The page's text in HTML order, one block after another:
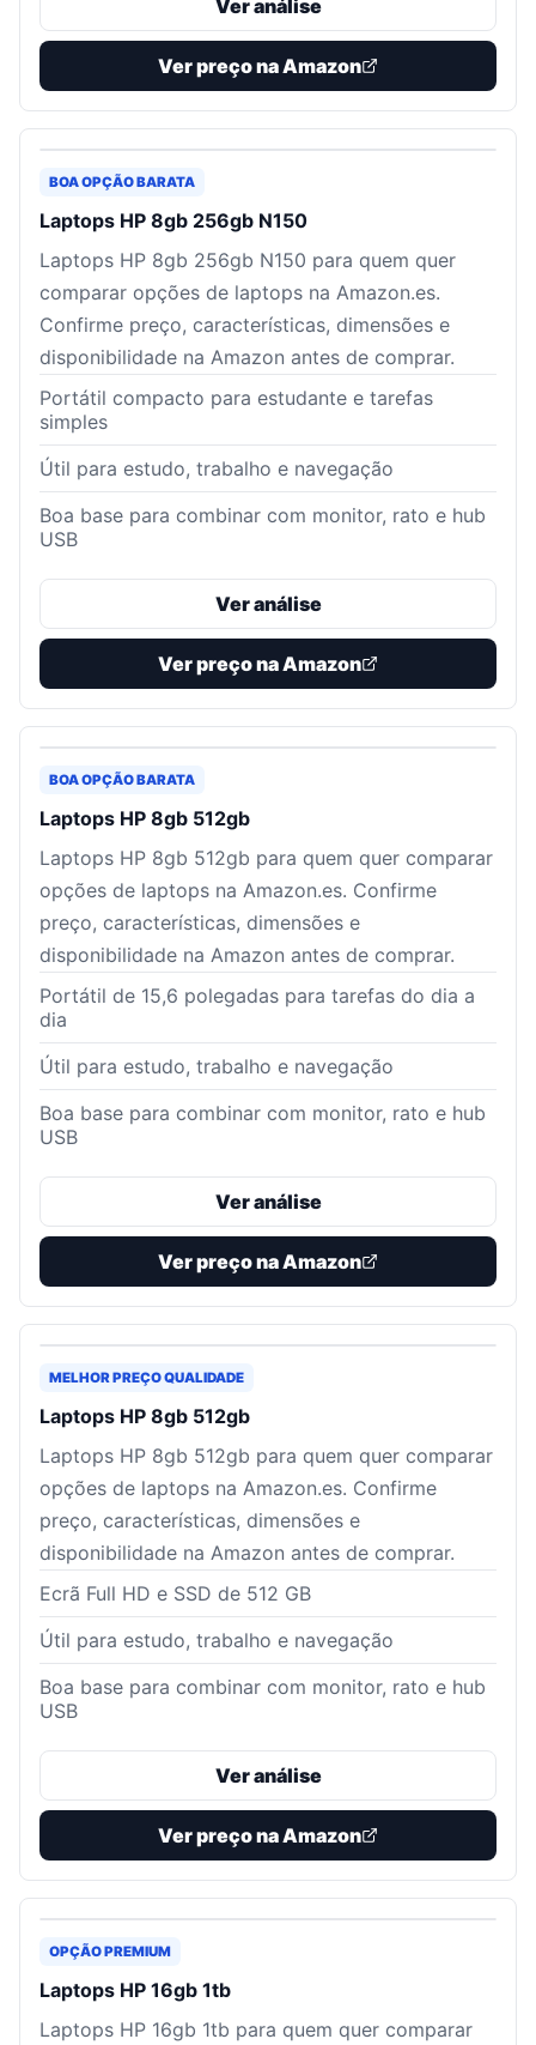
Ver análise
Ver preço na Amazon
BOA OPÇÃO BARATA
Laptops HP 8gb 256gb N150
Laptops HP 8gb 256gb N150 para quem quer
comparar opções de laptops na Amazon.es.
Confirme preço, características, dimensões e
disponibilidade na Amazon antes de comprar.
Portátil compacto para estudante e tarefas
simples
Útil para estudo, trabalho e navegação
Boa base para combinar com monitor, rato e hub
USB
Ver análise
Ver preço na Amazon
BOA OPÇÃO BARATA
Laptops HP 8gb 512gb
Laptops HP 8gb 512gb para quem quer comparar
opções de laptops na Amazon.es. Confirme
preço, características, dimensões e
disponibilidade na Amazon antes de comprar.
Portátil de 15,6 polegadas para tarefas do dia a
dia
Útil para estudo, trabalho e navegação
Boa base para combinar com monitor, rato e hub
USB
Ver análise
Ver preço na Amazon
MELHOR PREÇO QUALIDADE
Laptops HP 8gb 512gb
Laptops HP 8gb 512gb para quem quer comparar
opções de laptops na Amazon.es. Confirme
preço, características, dimensões e
disponibilidade na Amazon antes de comprar.
Ecrã Full HD e SSD de 512 GB
Útil para estudo, trabalho e navegação
Boa base para combinar com monitor, rato e hub
USB
Ver análise
Ver preço na Amazon
OPÇÃO PREMIUM
Laptops HP 16gb 1tb
Laptops HP 16gb 1tb para quem quer comparar